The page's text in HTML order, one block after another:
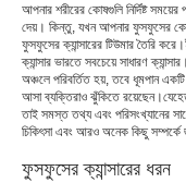
ফুসফুসের
ফুসফুসের
ফুসফুসের ক্যান্সার
আপনার শরীরের কোষগুলি নির্দিষ্ট
দেয়। কিন্তু, যখন আপনার ফুসফুসের
ফুসফুসের ক্যান্সারের টিউমার তৈরি
ক্যান্সার ভারতে সবচেয়ে সাধারণ
অঞ্চলে পরিবর্তিত হয়, তবে ধূমপান একটি
আসা ব্যক্তিরাও ঝুঁকিতে
তাই সমস্ত তথ্য এবং পরিসংখ্যানের
চিকিৎসা এবং আরও অনেক কিছু সম্পর্কে
ফুসফুসের ক্যান্সারের ধরন